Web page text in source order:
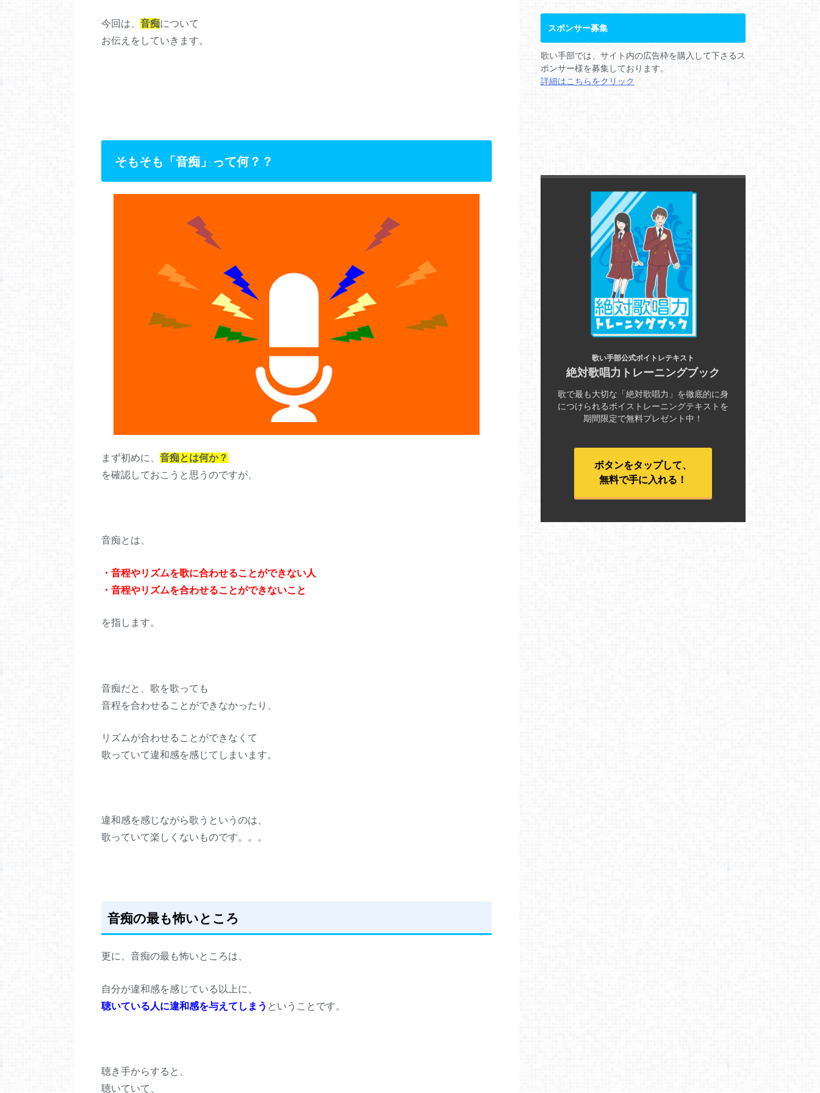
今回は、 音痴について
お伝えをしていきます。
そもそも「音痴」って何？？
まず初めに、 音痴とは何か？
を確認しておこうと思うのですが、
音痴とは、
・音程やリズムを歌に合わせることができない人
・音程やリズムを合わせることができないこと
を指します。
音痴だと、歌を歌っても
音程を合わせることができなかったり、
リズムが合わせることができなくて
歌っていて違和感を感じてしまいます。
違和感を感じながら歌うというのは、
歌っていて楽しくないものです。。。
音痴の最も怖いところ
更に、音痴の最も怖いところは、
自分が違和感を感じている以上に、
聴いている人に違和感を与えてしまう ということです。
聴き手からすると、
聴いていて、
スポンサー募集
歌い手部では、サイト内の広告枠を購入して下さるス
ポンサー様を募集しております。
詳細はこちらをクリック
歌い手部公式ボイトレテキスト
絶対歌唱力トレーニングブック
歌で最も大切な「絶対歌唱力」を徹底的に身
につけられるボイストレーニングテキストを
期間限定で無料プレゼント中！
ボタンをタップして、
無料で手に入れる！